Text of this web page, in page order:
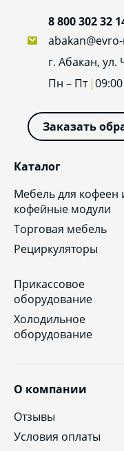
Каталог
Мебель для кофеен
кофейные модули
Торговая мебель
Рециркуляторы
Прикассовое
оборудование
Холодильное
оборудование
О компании
Отзывы
Условия оплаты
8 800 302 32
г. Абакан,
Пн – Пт
Заказать